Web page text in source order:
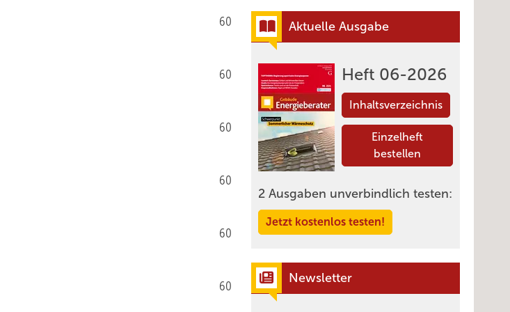
60
60
60
60
60
60
Aktuelle Ausgabe
Heft 06-2026
Inhaltsverzeichnis
Einzelheft
bestellen
2 Ausgaben unverbindlich testen:
Jetzt kostenlos testen!
Newsletter